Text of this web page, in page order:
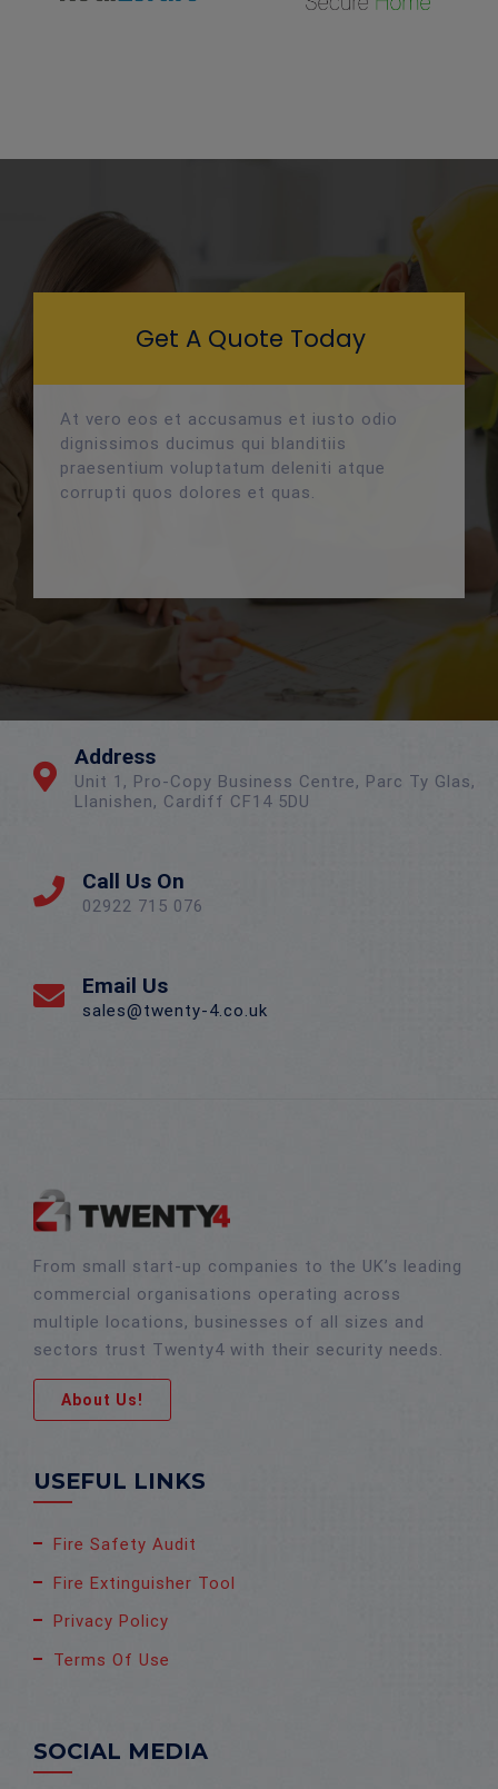
Get A Quote Today
At vero eos et accusamus et iusto odio
dignissimos ducimus qui blanditiis
praesentium voluptatum deleniti atque
corrupti quos dolores et quas.
Address
Unit 1, Pro-Copy Business Centre, Parc Ty Glas,
Llanishen, Cardiff CF14 5DU
Call Us On
02922 715 076
Email Us
sales@twenty-4.co.uk
From small start-up companies to the UK’s leading
commercial organisations operating across
multiple locations, businesses of all sizes and
sectors trust Twenty4 with their security needs.
About Us!
USEFUL LINKS
Fire Safety Audit
Fire Extinguisher Tool
Privacy Policy
Terms Of Use
SOCIAL MEDIA